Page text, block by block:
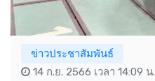
ข่าวประชาสัมพันธ์
14 ก.ย. 2566 เวลา 14:09 น.